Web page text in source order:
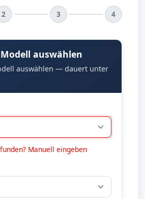
2 3 4
auswählen
auswählen — dauert unter
Manuell eingeben